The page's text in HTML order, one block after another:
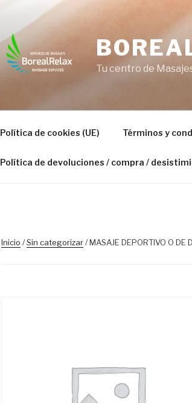
Tu centro de
Política de cookies (UE) Términos y
Política de devoluciones / compra /
Inicio /Sin categorizar/ MASAJE DEPORTIVO O